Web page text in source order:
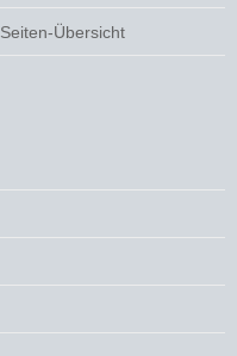
Seiten-Übersicht